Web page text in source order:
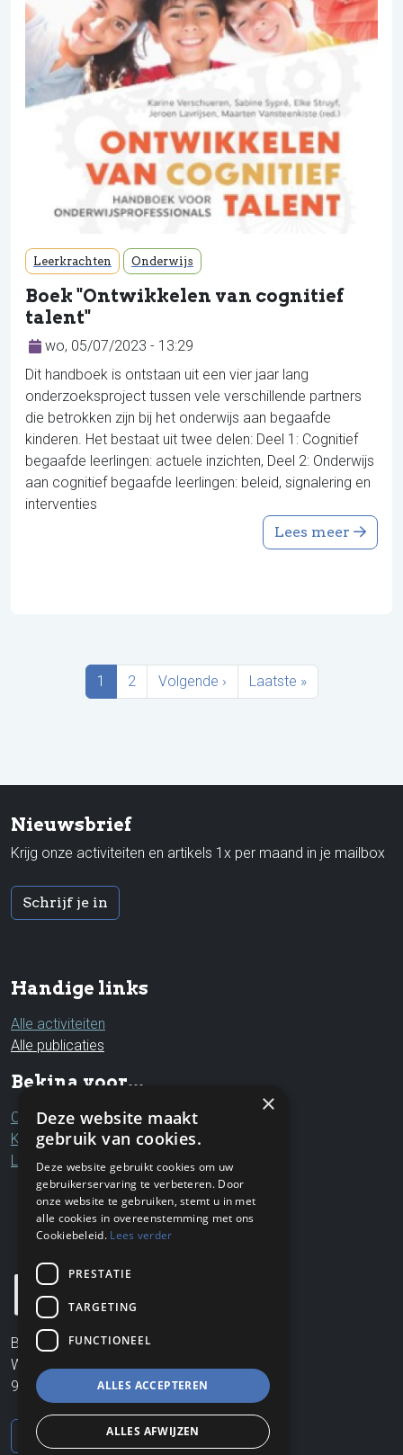
Leerkrachten Onderwijs
Boek "Ontwikkelen van cognitief
talent"
wo, 05/07/2023 - 13:29
Dit handboek is ontstaan uit een vier jaar lang
onderzoeksproject tussen vele verschillende partners
die betrokken zijn bij het onderwijs aan begaafde
kinderen. Het bestaat uit twee delen: Deel 1: Cognitief
begaafde leerlingen: actuele inzichten, Deel 2: Onderwijs
aan cognitief begaafde leerlingen: beleid, signalering en
interventies
Lees meer
Paginering
Huidige pagina
1 Pagina
2 Volgende pagina
Volgende › Laatste pagina
Laatste »
Bekina VZW
Wildendries 6
9404 Aspelare
Contacteer ons
Handige links
Alle activiteiten
Alle publicaties
Bekina voor...
Ouders & grootouders
Kinderen & jongeren
Leerkrachten & professionals
Nieuwsbrief
Krijg onze activiteiten en artikels 1x per maand in je mailbox
Schrijf je in
×
Deze website maakt
gebruik van cookies.
Deze website gebruikt cookies om uw
gebruikerservaring te verbeteren. Door
onze website te gebruiken, stemt u in met
alle cookies in overeenstemming met ons
Cookiebeleid. Lees verder
PRESTATIE
TARGETING
FUNCTIONEEL
ALLES ACCEPTEREN
ALLES AFWIJZEN